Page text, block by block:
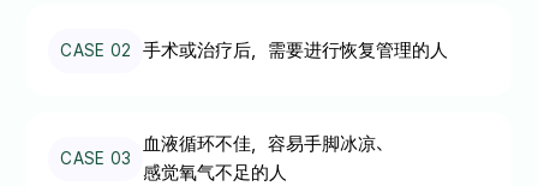
CASE 02 手术或治疗后，需要进行恢复管理的人
CASE 03
血液循环不佳，容易手脚冰凉、
感觉氧气不足的人